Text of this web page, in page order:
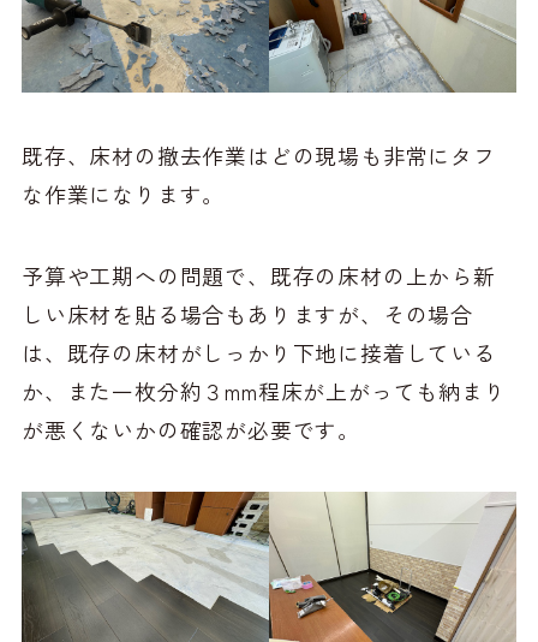
既存、床材の撤去作業はどの現場も非常にタフ
な作業になります。
予算や工期への問題で、既存の床材の上から新
しい床材を貼る場合もありますが、その場合
は、既存の床材がしっかり下地に接着している
か、また一枚分約３mm程床が上がっても納まり
が悪くないかの確認が必要です。